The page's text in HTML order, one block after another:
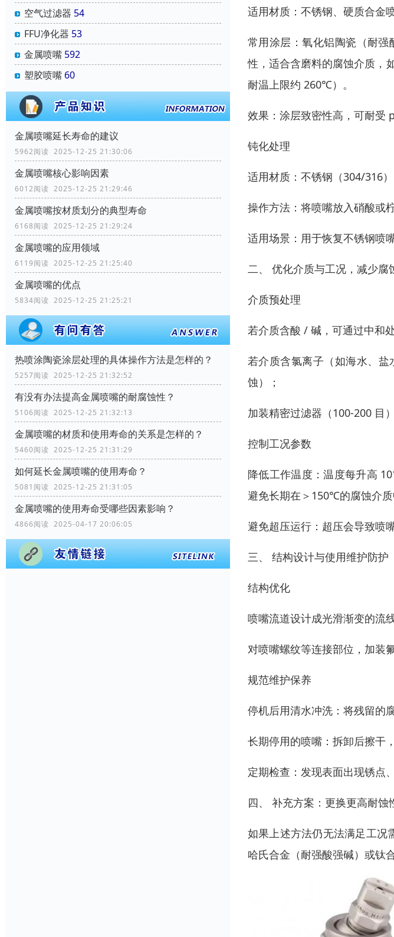
空气过滤器 54
FFU净化器 53
金属喷嘴 592
塑胶喷嘴 60
金属喷嘴延长寿命的建议
5962阅读 2025-12-25 21:30:06
金属喷嘴核心影响因素
6012阅读 2025-12-25 21:29:46
金属喷嘴按材质划分的典型寿命
6168阅读 2025-12-25 21:29:24
金属喷嘴的应用领域
6119阅读 2025-12-25 21:25:40
金属喷嘴的优点
5834阅读 2025-12-25 21:25:21
热喷涂陶瓷涂层处理的具体操作方法是怎样的？
5257阅读 2025-12-25 21:32:52
有没有办法提高金属喷嘴的耐腐蚀性？
5106阅读 2025-12-25 21:32:13
金属喷嘴的材质和使用寿命的关系是怎样的？
5460阅读 2025-12-25 21:31:29
如何延长金属喷嘴的使用寿命？
5081阅读 2025-12-25 21:31:05
金属喷嘴的使用寿命受哪些因素影响？
4866阅读 2025-04-17 20:06:05
适用材质：不锈钢、硬质合金喷
常用涂层：氧化铝陶瓷（耐
性，适合含磨料的腐蚀介质，
耐温上限约 260℃）。
效果：涂层致密性高，可耐受
钝化处理
适用材质：不锈钢（304/316）
操作方法：将喷嘴放入硝酸或
适用场景：用于恢复不锈钢喷
二、 优化介质与工况，减少腐
介质预处理
若介质含酸 / 碱，可通过中和
若介质含氯离子（如海水、
蚀）；
加装精密过滤器（100-200 目
控制工况参数
降低工作温度：温度每升高
避免长期在＞150℃的腐蚀介质
避免超压运行：超压会导致喷
三、 结构设计与使用维护防护
结构优化
喷嘴流道设计成光滑渐变的流
对喷嘴螺纹等连接部位，加装
规范维护保养
停机后用清水冲洗：将残留的
长期停用的喷嘴：拆卸后擦干
定期检查：发现表面出现锈点
四、 补充方案：更换更高耐蚀
如果上述方法仍无法满足工况
哈氏合金（耐强酸强碱）或钛